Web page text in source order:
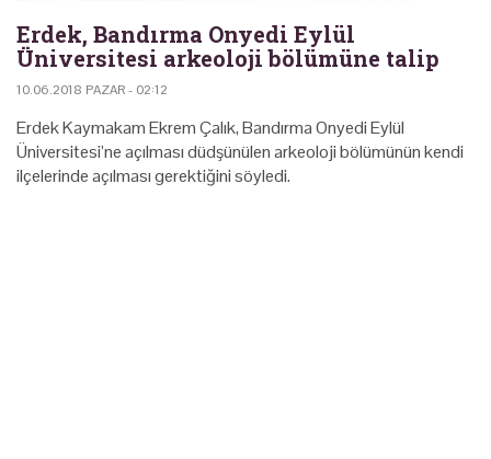
Erdek, Bandırma Onyedi Eylül
Üniversitesi arkeoloji bölümüne talip
10.06.2018 PAZAR - 02:12
Erdek Kaymakam Ekrem Çalık, Bandırma Onyedi Eylül
Üniversitesi’ne açılması düdşünülen arkeoloji bölümünün kendi
ilçelerinde açılması gerektiğini söyledi.